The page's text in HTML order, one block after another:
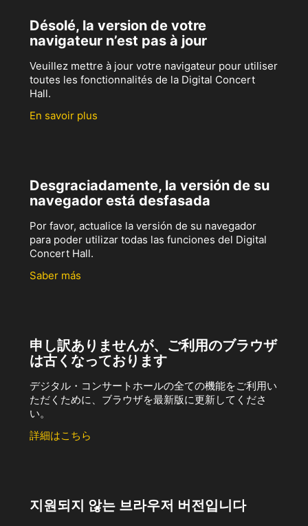
Désolé, la version de votre
navigateur n’est pas à jour
Veuillez mettre à jour votre navigateur pour utiliser
toutes les fonctionnalités de la Digital Concert
Hall.
En savoir plus
Desgraciadamente, la versión de su
navegador está desfasada
Por favor, actualice la versión de su navegador
para poder utilizar todas las funciones del Digital
Concert Hall.
Saber más
申し訳ありませんが、ご利用のブラウザ
は古くなっております
デジタル・コンサートホールの全ての機能をご利用い
ただくために、ブラウザを最新版に更新してくださ
い。
詳細はこちら
지원되지 않는 브라우저 버전입니다